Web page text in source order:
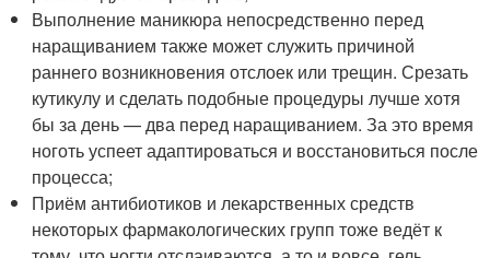
Выполнение маникюра непосредственно перед
наращиванием также может служить причиной
раннего возникновения отслоек или трещин. Срезать
кутикулу и сделать подобные процедуры лучше хотя
бы за день — два перед наращиванием. За это время
ноготь успеет адаптироваться и восстановиться после
процесса;
Приём антибиотиков и лекарственных средств
некоторых фармакологических групп тоже ведёт к